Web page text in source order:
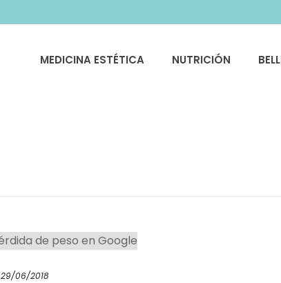
MEDICINA ESTÉTICA NUTRICIÓN
29/06/2018